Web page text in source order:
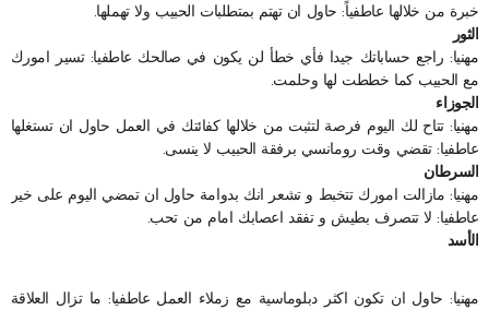
خبرة من خلالها عاطفياً: حاول ان تهتم بمتطلبات الحبيب ولا تهملها.
الثور
مهنيا: راجع حساباتك جيدا فأي خطأ لن يكون في صالحك عاطفيا: تسير امورك
مع الحبيب كما خططت لها وحلمت.
الجوزاء
مهنيا: تتاح لك اليوم فرصة لتثبت من خلالها كفائتك في العمل حاول ان تستغلها
عاطفيا: تقضي وقت رومانسي برفقة الحبيب لا ينسى.
السرطان
مهنيا: مازالت امورك تتخبط و تشعر انك بدوامة حاول ان تمضي اليوم على خير
عاطفيا: لا تتصرف بطيش و تفقد اعصابك امام من تحب.
الأسد
مهنيا: حاول ان تكون اكثر دبلوماسية مع زملاء العمل عاطفيا: ما تزال العلاقة